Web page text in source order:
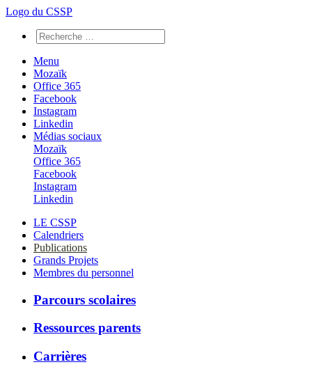
Logo du CSSP
Menu
Mozaïk
Office 365
Facebook
Instagram
Linkedin
Médias sociaux
Mozaïk
Office 365
Facebook
Instagram
Linkedin
LE CSSP
Calendriers
Publications
Grands Projets
Membres du personnel
Parcours scolaires
Ressources parents
Carrières